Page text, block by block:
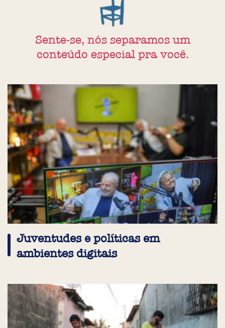
Sente-se, nós separamos um
conteúdo especial pra você.
Juventudes e políticas em
ambientes digitais